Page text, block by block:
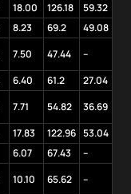
18.00 126.18
59.32
8.23 69.2
49.08
7.50 47.44
–
6.40 61.2
27.04
7.71 54.82
36.69
17.83 122.96 53.04
6.07 67.43
–
10.10 65.62
–